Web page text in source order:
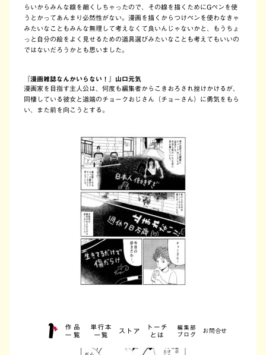
らいからみんな線を細くしちゃったので、その線を描くためにGペンを使
うとかってあんまり必然性がない。漫画を描くからつけペンを使わなきゃ
みたいなこともみんな無理して考えなくて良いんじゃないかと、もうちょ
っと自分の絵をよく見せるための道具選びみたいなことも考えてもいいの
ではないだろうかとも思いました。
『漫画雑誌なんかいらない！』山口元気
漫画家を目指す主人公は、何度も編集者からこきおろされ挫けかけるが、
同棲している彼女と道端のチョークおじさん（チョーさん）に勇気をもら
い、また前を向こうとする。